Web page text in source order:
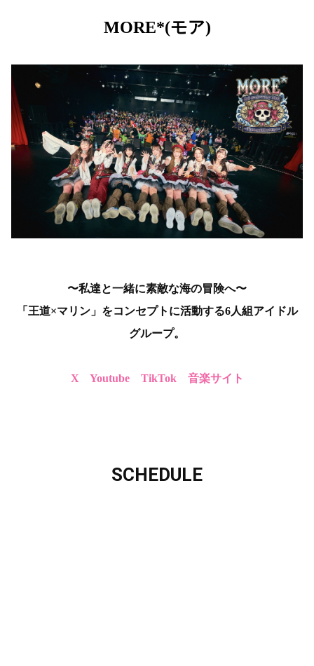
MORE*(モア)
〜私達と一緒に素敵な海の冒険へ〜
「王道×マリン」 をコンセプトに活動する6人組アイドル
グループ。
X Youtube TikTok 音楽サイト
SCHEDULE